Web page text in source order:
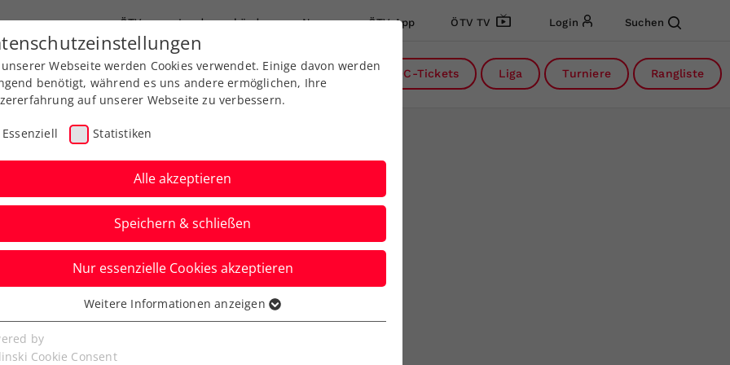
ÖTV Landesverbände News ÖTV App ÖTV TV Login Suchen
Ausbildung Services Über uns DC-Tickets Liga Turniere Rangliste
2026 als
Webseite werden Cookies verwendet. Einige davon werden
benötigt, während es uns andere ermöglichen, Ihre
auf unserer Webseite zu verbessern.
Essenziell Statistiken
Alle akzeptieren
Speichern & schließen
Nur essenzielle Cookies akzeptieren
Cookies werden für grundlegende Funktionen der
benötigt. Dadurch ist gewährleistet, dass die Webseite
Weitere Informationen anzeigen
by
Cookie Consent